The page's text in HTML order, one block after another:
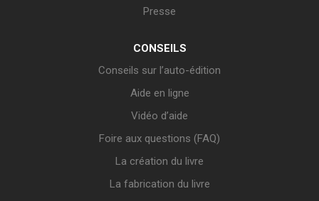
Presse
CONSEILS
Conseils sur l’auto-édition
Aide en ligne
Vidéo d’aide
Foire aux questions (FAQ)
La création du livre
La fabrication du livre